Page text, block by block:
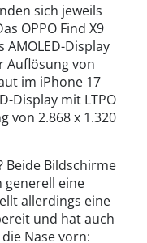
sich jeweils
OPPO Find X9
Display
Auflösung von
im iPhone 17
Display mit LTPO
von 2.868 x 1.320
Beide Bildschirme
eine
allerdings eine
und hat auch
Nase vorn: